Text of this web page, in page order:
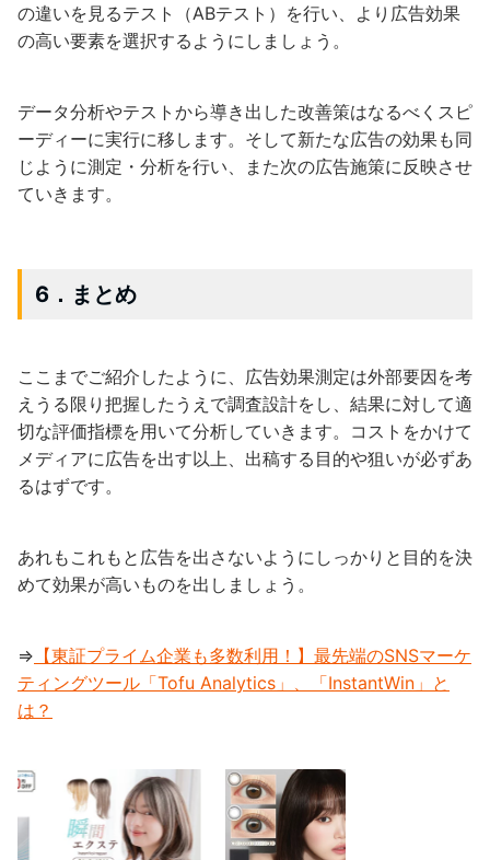
の違いを見るテスト（ABテスト）を行い、より広告効果
の高い要素を選択するようにしましょう。
データ分析やテストから導き出した改善策はなるべくスピ
ーディーに実行に移します。そして新たな広告の効果も同
じように測定・分析を行い、また次の広告施策に反映させ
ていきます。
6．まとめ
ここまでご紹介したように、広告効果測定は外部要因を考
えうる限り把握したうえで調査設計をし、結果に対して適
切な評価指標を用いて分析していきます。コストをかけて
メディアに広告を出す以上、出稿する目的や狙いが必ずあ
るはずです。
あれもこれもと広告を出さないようにしっかりと目的を決
めて効果が高いものを出しましょう。
⇒ 【東証プライム企業も多数利用！】最先端のSNSマーケ
ティングツール「Tofu Analytics」、「InstantWin」と
は？